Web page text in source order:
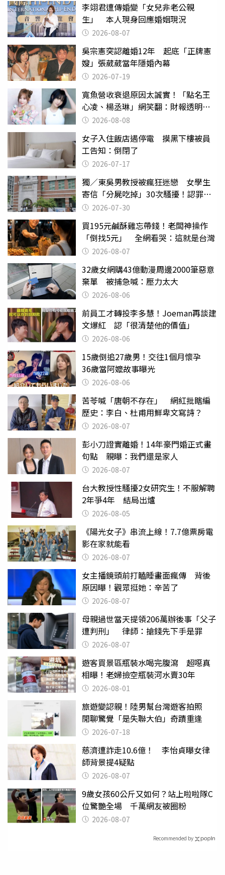
李翊君遭傳婚變「女兒非老公親
生」 本人現身回應婚姻現況
2026-08-07
吳宗憲突認離婚12年 起底「正牌憲
嫂」張葳葳當年隱婚內幕
2026-07-19
寬魚營收衰退原因太誠實！「點名王
心凌、楊丞琳」網笑翻：財報透明度
滿分2026-08-08
女子入住飯店遇停電 摸黑下樓被員
工告知：倒閉了
2026-07-17
獨／東吳男教授被瘋狂迷戀 女學生
寄信「分屍吃掉」30次騷擾！認罪免
關 2026-07-30
買195元鹹酥雞忘帶錢！老闆神操作
「倒找5元」 全網看哭：這就是台灣
2026-08-07
32歲女網購43億動漫周邊2000筆惡意
棄單 被捕急喊：壓力太大
2026-08-06
前員工才轉投李多慧！Joeman再談建
文爆紅 認「很清楚他的價值」
2026-08-06
15歲倒追27歲男！交往1個月懷孕
36歲當阿嬤故事曝光
2026-08-06
苦苓喊「唐朝不存在」 網紅批瞎編
歷史：李白、杜甫用鮮卑文寫詩？
2026-08-07
彭小刀證實離婚！14年豪門婚正式畫
句點 親曝：我們還是家人
2026-08-07
台大教授性騷擾2女研究生！不服解聘
2年爭4年 結局出爐
2026-08-05
《陽光女子》串流上線！7.7億票房電
影在家就能看
2026-08-07
女主播鏡頭前打瞌睡畫面瘋傳 背後
原因曝！觀眾挺她：辛苦了
2026-08-07
母親過世當天提領206萬辦後事「父子
遭判刑」 律師：搶錢先下手是罪
2026-08-07
遊客買景區瓶裝水喝完腹瀉 超噁真
相曝！老婦撿空瓶裝河水賣30年
2026-08-01
旅遊變認親！陸男幫台灣遊客拍照
閒聊驚覺「是失聯大伯」奇蹟重逢
2026-07-18
慈濟遭詐走10.6億！ 李怡貞曝女律
師背景提4疑點
2026-08-07
9歲女孩60公斤又如何？站上啦啦隊C
位驚艷全場 千萬網友被圈粉
2026-08-07
Recommended by